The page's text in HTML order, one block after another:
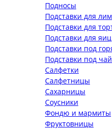
Подносы
Подставки для
Подставки для
Подставки для яиц
Подставки под
Подставки под
Салфетки
Салфетницы
Сахарницы
Соусники
Фондю и мармиты
Фруктовницы